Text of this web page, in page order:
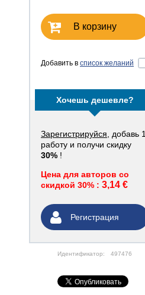
В корзину
Добавить в список желаний
Хочешь дешевле?
Зарегистрируйся , добавь 1
работу и получи скидку
30% !
Цена для авторов со
скидкой 30% : 3,14 €
Регистрация
Идентификатор: 497476